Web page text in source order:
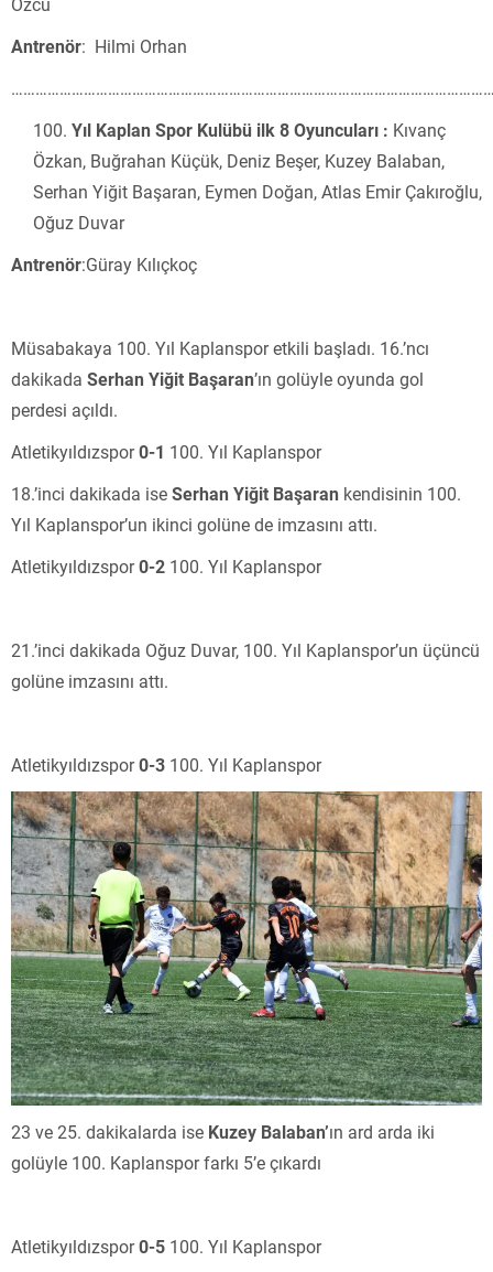
Antrenör: Hilmi Orhan
Yıl Kaplan Spor Kulübü ilk 8 Oyuncuları : Kıvanç
Özkan, Buğrahan Küçük, Deniz Beşer, Kuzey Balaban,
Serhan Yiğit Başaran, Eymen Doğan, Atlas Emir Çakıroğlu,
Oğuz Duvar
Antrenör:Güray Kılıçkoç
Müsabakaya 100. Yıl Kaplanspor etkili başladı. 16.’ncı
dakikada Serhan Yiğit Başaran’ın golüyle oyunda gol
perdesi açıldı.
Atletikyıldızspor0-1 100. Yıl Kaplanspor
18.’inci dakikada iseSerhan Yiğit Başaran kendisinin 100.
Yıl Kaplanspor’un ikinci golüne de imzasını attı.
Atletikyıldızspor0-2 100. Yıl Kaplanspor
21.’inci dakikada Oğuz Duvar, 100. Yıl Kaplanspor’un üçüncü
golüne imzasını attı.
Atletikyıldızspor0-3 100. Yıl Kaplanspor
23 ve 25. dakikalarda ise Kuzey Balaban’ın ard arda iki
golüyle 100. Kaplanspor farkı 5’e çıkardı
Atletikyıldızspor0-5 100. Yıl Kaplanspor